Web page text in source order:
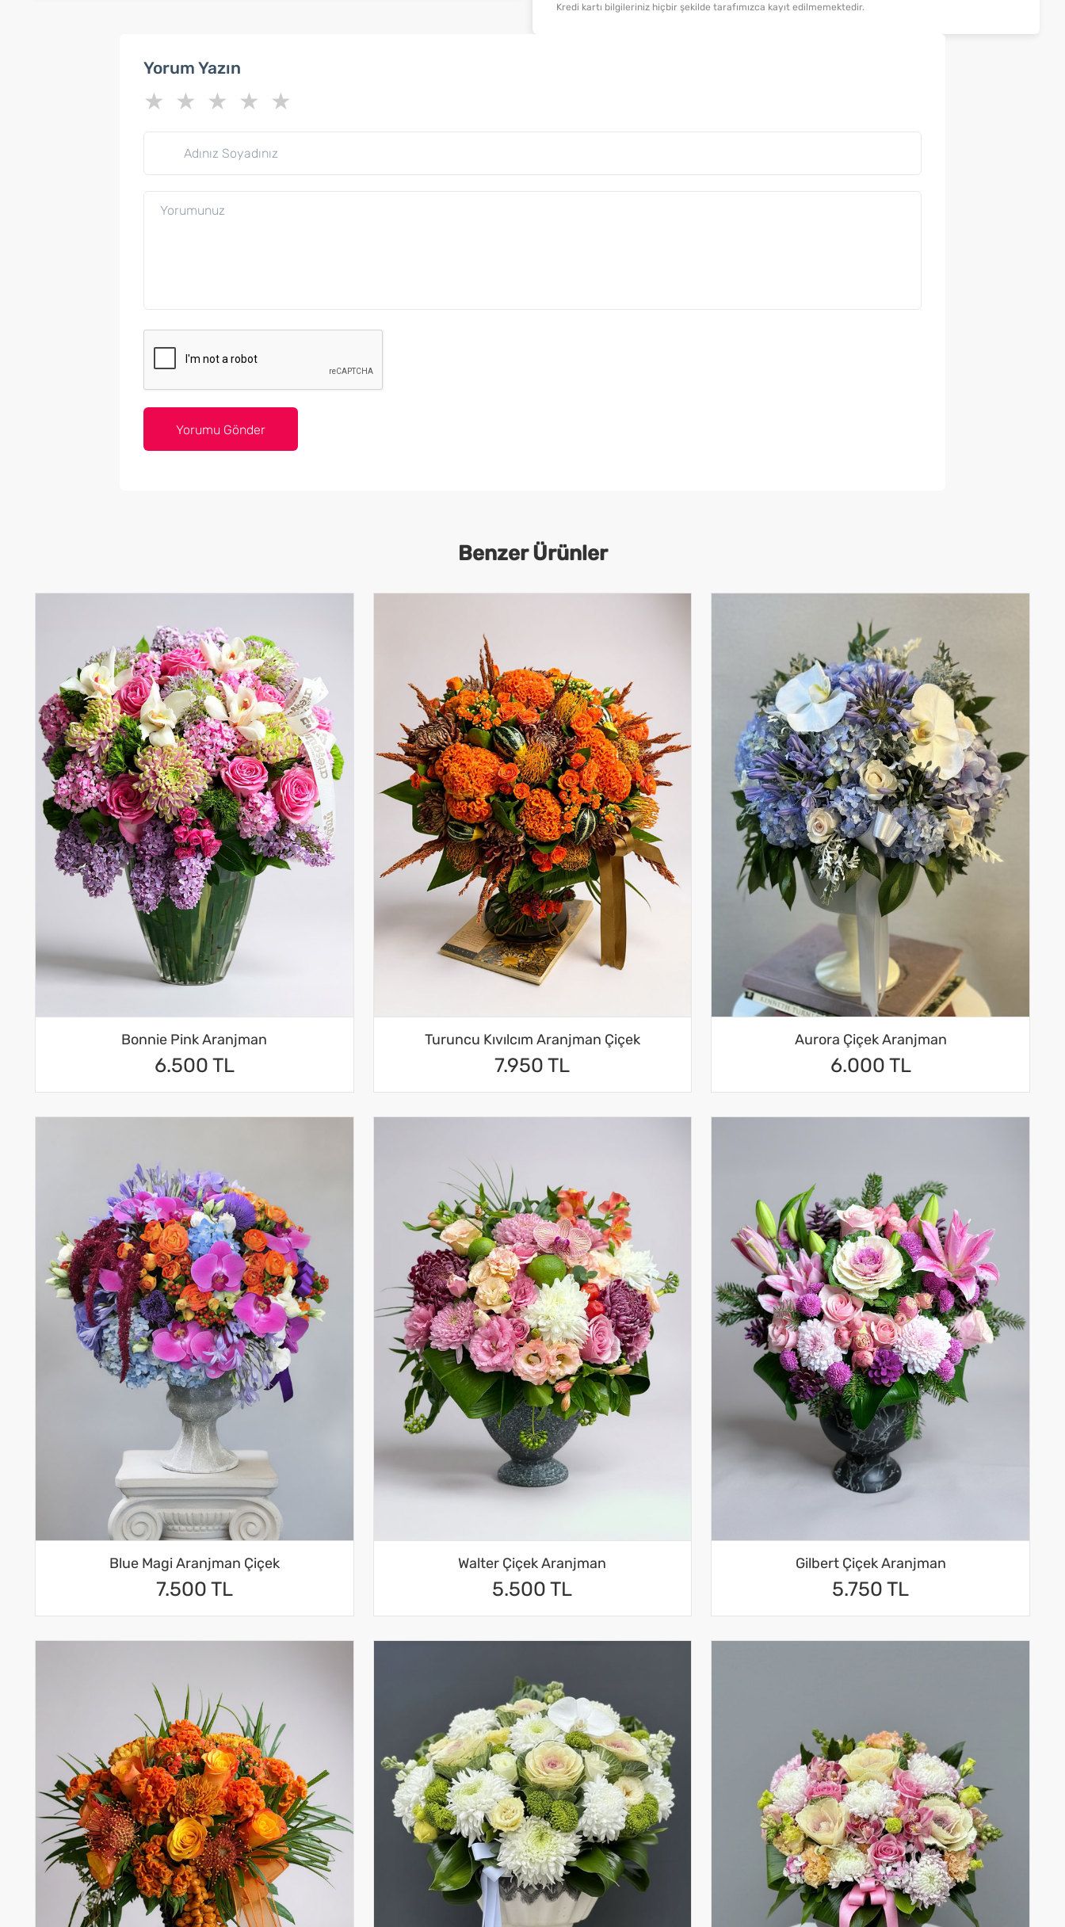
Kredi kartı bilgileriniz hiçbir şekilde tarafımızca kayıt edilmemektedir.
Yorum Yazın
Benzer Ürünler
Bonnie Pink Aranjman
6.500 TL
Turuncu Kıvılcım Aranjman Çiçek
7.950 TL
Aurora Çiçek Aranjman
6.000 TL
Blue Magi Aranjman Çiçek
7.500 TL
Walter Çiçek Aranjman
5.500 TL
Gilbert Çiçek Aranjman
5.750 TL